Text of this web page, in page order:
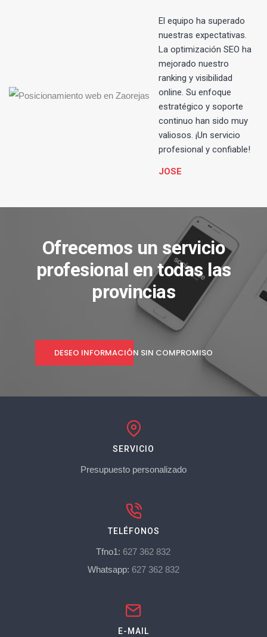
El equipo ha superado
nuestras expectativas.
La optimización SEO ha
mejorado nuestro
ranking y visibilidad
online. Su enfoque
estratégico y soporte
continuo han sido muy
valiosos. ¡Un servicio
profesional y confiable!
JOSE
Ofrecemos un servicio
profesional en todas las
provincias
DESEO INFORMACIÓN SIN COMPROMISO
SERVICIO
Presupuesto personalizado
TELÉFONOS
Tfno1: 627 362 832
Whatsapp: 627 362 832
E-MAIL